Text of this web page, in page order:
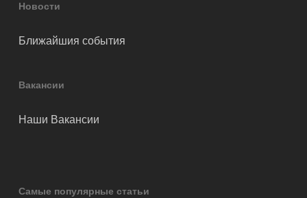
Новости
Ближайшия события
Вакансии
Наши Вакансии
Самые популярные статьи